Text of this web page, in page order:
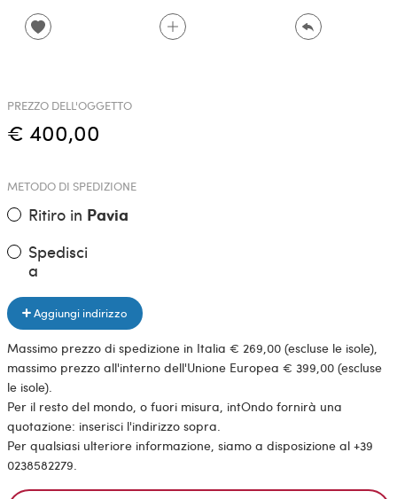
PREZZO DELL'OGGETTO
€ 400,00
METODO DI SPEDIZIONE
Ritiro in Pavia
Spedisci
a
Aggiungi indirizzo
Massimo prezzo di spedizione in Italia € 269,00 (escluse le isole),
massimo prezzo all'interno dell'Unione Europea € 399,00 (escluse
le isole).
Per il resto del mondo, o fuori misura, intOndo fornirà una
quotazione: inserisci l'indirizzo sopra.
Per qualsiasi ulteriore informazione, siamo a disposizione al +39
0238582279.